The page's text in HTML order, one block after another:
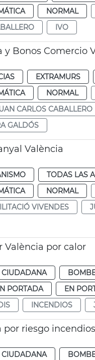
NORMAL
IVO
Bonos Comercio
EXTRAMURS
NORMAL
CARLOS CABALLERO
GALDÓS
València
TODAS LAS
NORMAL
VIVENDES
València por calor
PORTADA EN
INCENDIOS
por riesgo incendios